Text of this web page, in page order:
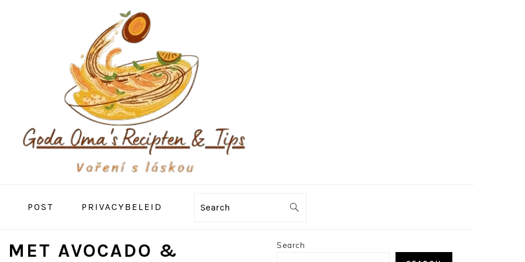
POST PRIVACYBELEID Search
MET AVOCADO &
PRIMARY
Search